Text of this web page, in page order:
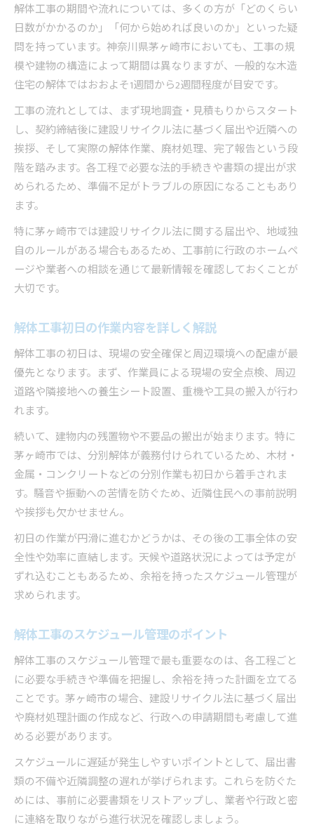
解体工事の期間や流れについては、多くの方が「どのくらい
日数がかかるのか」「何から始めれば良いのか」といった疑
問を持っています。神奈川県茅ヶ崎市においても、工事の規
模や建物の構造によって期間は異なりますが、一般的な木造
住宅の解体ではおおよそ1週間から2週間程度が目安です。
工事の流れとしては、まず現地調査・見積もりからスタート
し、契約締結後に建設リサイクル法に基づく届出や近隣への
挨拶、そして実際の解体作業、廃材処理、完了報告という段
階を踏みます。各工程で必要な法的手続きや書類の提出が求
められるため、準備不足がトラブルの原因になることもあり
ます。
特に茅ヶ崎市では建設リサイクル法に関する届出や、地域独
自のルールがある場合もあるため、工事前に行政のホームペ
ージや業者への相談を通じて最新情報を確認しておくことが
大切です。
解体工事初日の作業内容を詳しく解説
解体工事の初日は、現場の安全確保と周辺環境への配慮が最
優先となります。まず、作業員による現場の安全点検、周辺
道路や隣接地への養生シート設置、重機や工具の搬入が行わ
れます。
続いて、建物内の残置物や不要品の搬出が始まります。特に
茅ヶ崎市では、分別解体が義務付けられているため、木材・
金属・コンクリートなどの分別作業も初日から着手されま
す。騒音や振動への苦情を防ぐため、近隣住民への事前説明
や挨拶も欠かせません。
初日の作業が円滑に進むかどうかは、その後の工事全体の安
全性や効率に直結します。天候や道路状況によっては予定が
ずれ込むこともあるため、余裕を持ったスケジュール管理が
求められます。
解体工事のスケジュール管理のポイント
解体工事のスケジュール管理で最も重要なのは、各工程ごと
に必要な手続きや準備を把握し、余裕を持った計画を立てる
ことです。茅ヶ崎市の場合、建設リサイクル法に基づく届出
や廃材処理計画の作成など、行政への申請期間も考慮して進
める必要があります。
スケジュールに遅延が発生しやすいポイントとして、届出書
類の不備や近隣調整の遅れが挙げられます。これらを防ぐた
めには、事前に必要書類をリストアップし、業者や行政と密
に連絡を取りながら進行状況を確認しましょう。